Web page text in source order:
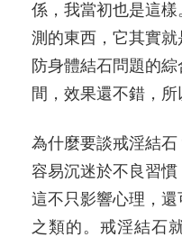
係，我當初也是這
測的東西，它其實
防身體結石問題的
間，效果還不錯，所
為什麼要談戒淫結石
容易沉迷於不良習慣
這不只影響心理，
之類的。戒淫結石